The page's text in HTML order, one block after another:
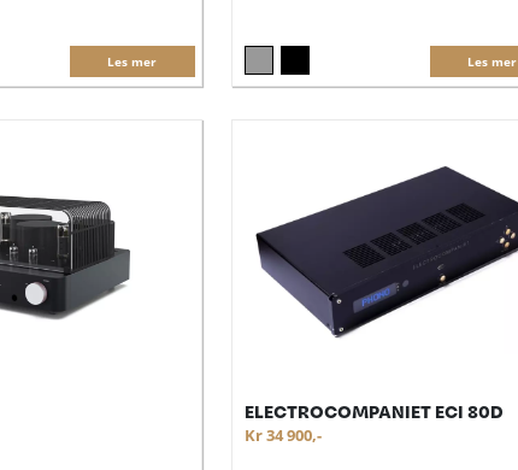
Les mer Les mer
ELECTROCOMPANIET ECI 80D
Kr 34 900,-